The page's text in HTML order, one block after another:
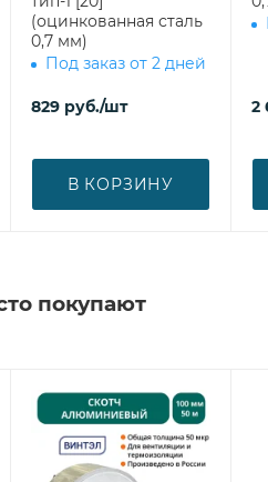
(оцинкованная сталь
0,7 мм)
Под заказ от 2 дней
829 руб./шт
В КОРЗИНУ
2
покупают